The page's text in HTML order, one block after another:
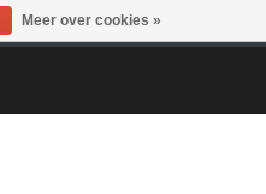
Meer over cookies »